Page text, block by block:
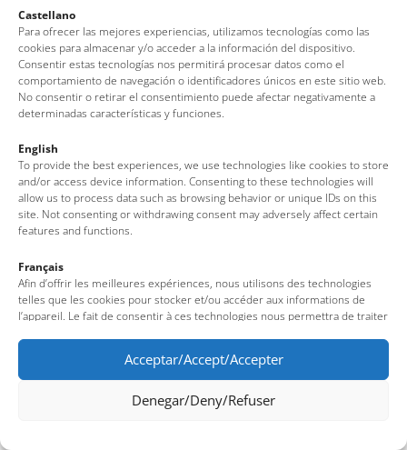
Castellano
Para ofrecer las mejores experiencias, utilizamos tecnologías como las
cookies para almacenar y/o acceder a la información del dispositivo.
Consentir estas tecnologías nos permitirá procesar datos como el
comportamiento de navegación o identificadores únicos en este sitio web.
No consentir o retirar el consentimiento puede afectar negativamente a
determinadas características y funciones.
English
To provide the best experiences, we use technologies like cookies to store
and/or access device information. Consenting to these technologies will
allow us to process data such as browsing behavior or unique IDs on this
site. Not consenting or withdrawing consent may adversely affect certain
features and functions.
Français
Afin d’offrir les meilleures expériences, nous utilisons des technologies
telles que les cookies pour stocker et/ou accéder aux informations de
l’appareil. Le fait de consentir à ces technologies nous permettra de traiter
uniques sur ce site. Le fait de ne pas consentir ou de retirer son
consentement peut avoir un effet négatif sur certaines fonctionnalités et
caractéristiques du site.
Acceptar/Accept/Accepter
Denegar/Deny/Refuser
Tel: + 00 34 972 340 108 · Mail: info@visittossa.com
Infos légales ·Politique de cookies·Protection des données